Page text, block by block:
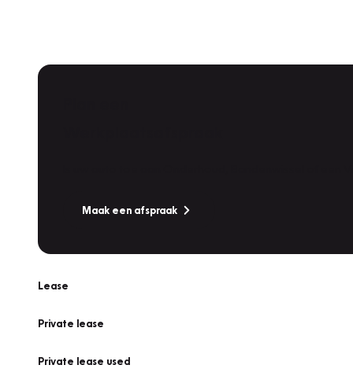
Maak een afspraak
Lease
Private lease
Private lease used